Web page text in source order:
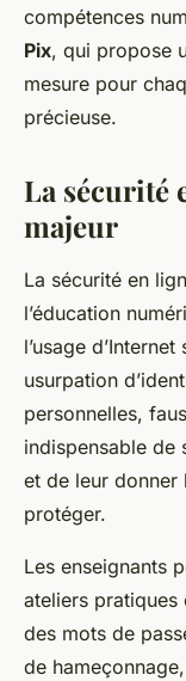
compétences
Pix, qui propose
mesure pour
précieuse.
La sécurité
majeur
La sécurité en
l’éducation
l’usage
usurpation
personnelles,
indispensable de
et de leur donner
protéger.
Les enseignants
ateliers pratiques
des mots de
de